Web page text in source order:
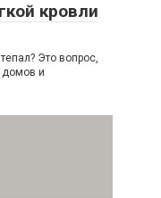
кровли
Это вопрос,
домов и